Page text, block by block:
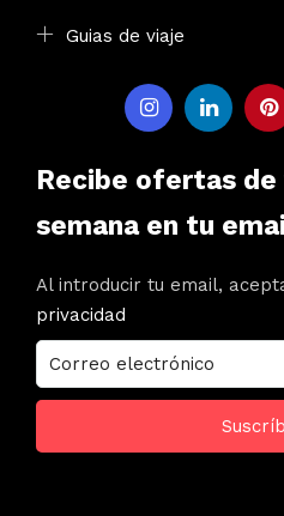
Guias de viaje
Recibe ofertas de
semana en tu
Al introducir tu email,
privacidad